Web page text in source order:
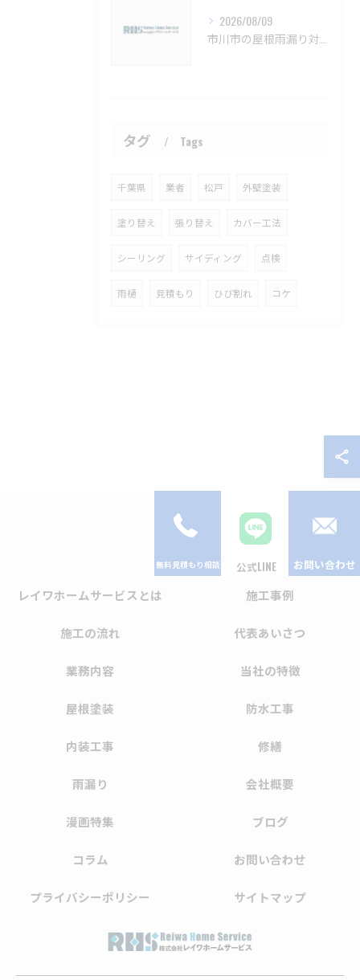
2026/08/09
タグ Tags
千葉県 業者 松戸 外壁塗装
塗り替え 張り替え カバー工法
シーリング サイディング 点検
雨樋 見積もり ひび割れ コケ
公式LINE お問い合わせ
レイワホームサービスとは 施工事例
施工の流れ 代表あいさつ
業務内容 当社の特徴
屋根塗装 防水工事
内装工事 修繕
雨漏り 会社概要
漫画特集 ブログ
コラム お問い合わせ
プライバシーポリシー サイトマップ